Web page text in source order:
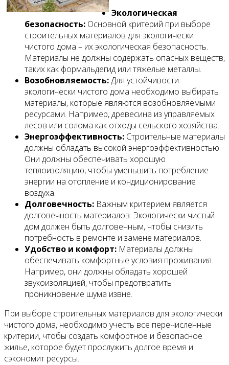
Экологическая
безопасность: Основной критерий при выборе
строительных материалов для экологически
чистого дома – их экологическая безопасность.
Материалы не должны содержать опасных веществ,
таких как формальдегид или тяжелые металлы.
Возобновляемость:Для устойчивости
экологически чистого дома необходимо выбирать
материалы, которые являются возобновляемыми
ресурсами. Например, древесина из управляемых
лесов или солома как отходы сельского хозяйства.
Энергоэффективность: Строительные материалы
должны обладать высокой энергоэффективностью.
Они должны обеспечивать хорошую
теплоизоляцию, чтобы уменьшить потребление
энергии на отопление и кондиционирование
воздуха.
Долговечность: Важным критерием является
долговечность материалов. Экологически чистый
дом должен быть долговечным, чтобы снизить
потребность в ремонте и замене материалов.
Удобство и комфорт: Материалы должны
обеспечивать комфортные условия проживания.
Например, они должны обладать хорошей
звукоизоляцией, чтобы предотвратить
проникновение шума извне.
При выборе строительных материалов для экологически
чистого дома, необходимо учесть все перечисленные
критерии, чтобы создать комфортное и безопасное
жилье, которое будет прослужить долгое время и
сэкономит ресурсы.